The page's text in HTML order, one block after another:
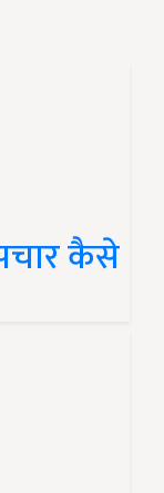
कैसे